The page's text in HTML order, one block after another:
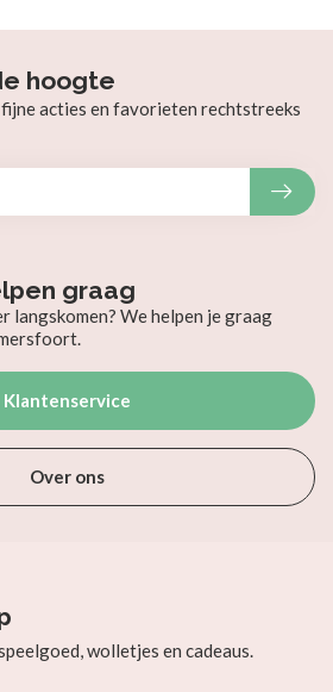
graag
langskomen? We helpen je graag
Klantenservice
Over ons
hoogte
acties en favorieten rechtstreeks
wolletjes en cadeaus.